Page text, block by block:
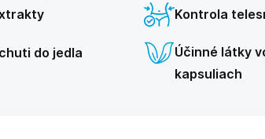
Kontrola
do jedla
Účinné látky
kapsuliach